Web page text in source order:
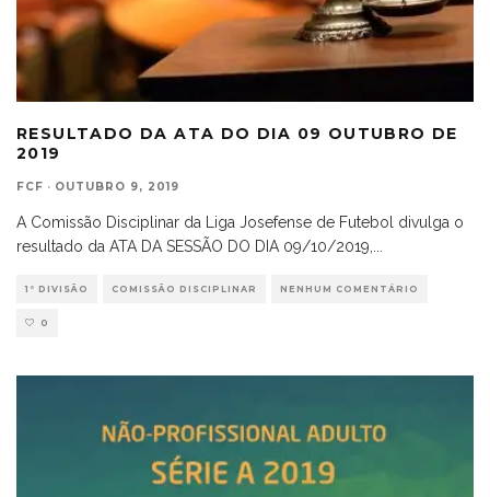
RESULTADO DA ATA DO DIA 09 OUTUBRO DE
2019
FCF · OUTUBRO 9, 2019
A Comissão Disciplinar da Liga Josefense de Futebol divulga o
resultado da ATA DA SESSÃO DO DIA 09/10/2019,
1ª DIVISÃO COMISSÃO DISCIPLINAR NENHUM COMENTÁRIO
0